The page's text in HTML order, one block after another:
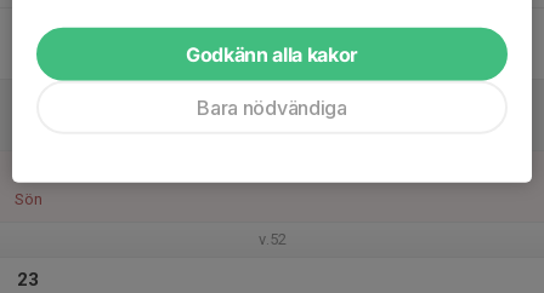
Fre
Sön
v.52
23
Godkänn alla kakor
Bara nödvändiga